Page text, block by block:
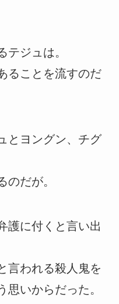
テジュは。
ることを流すのだ
とヨングン、チグ
のだが。
護に付くと言い出
言われる殺人鬼を
思いからだった。